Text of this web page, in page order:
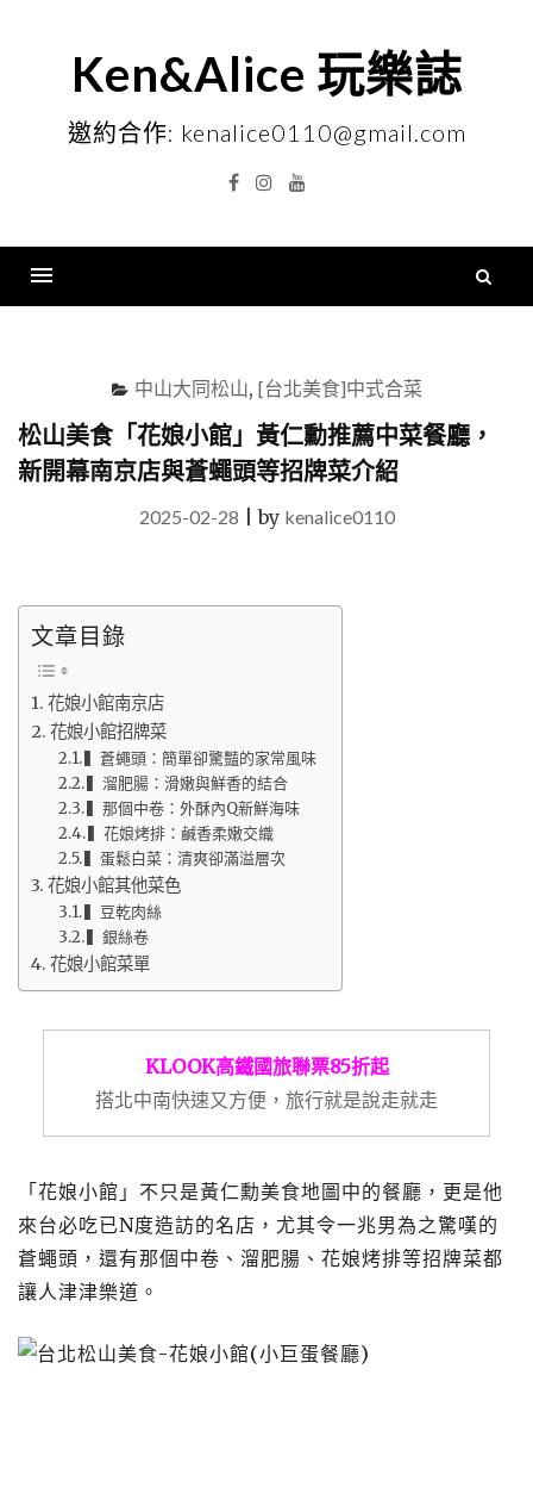
Ken&Alice 玩樂誌
邀約合作: kenalice0110@gmail.com
FacebookInstagramYouTube
中山大同松山, [台北美食]中式合菜
松山美食「花娘小館」黃仁勳推薦中菜餐廳，
新開幕南京店與蒼蠅頭等招牌菜介紹
2025-02-28 |by kenalice0110
文章目錄
花娘小館南京店
花娘小館招牌菜
▍蒼蠅頭：簡單卻驚豔的家常風味
▍溜肥腸：滑嫩與鮮香的結合
▍那個中卷：外酥內Q新鮮海味
▍花娘烤排：鹹香柔嫩交織
▍蛋鬆白菜：清爽卻滿溢層次
花娘小館其他菜色
▍豆乾肉絲
▍銀絲卷
花娘小館菜單
KLOOK高鐵國旅聯票85折起
搭北中南快速又方便，旅行就是說走就走
「花娘小館」不只是黃仁勳美食地圖中的餐廳，更是他
來台必吃已N度造訪的名店，尤其令一兆男為之驚嘆的
蒼蠅頭，還有那個中卷、溜肥腸、花娘烤排等招牌菜都
讓人津津樂道。